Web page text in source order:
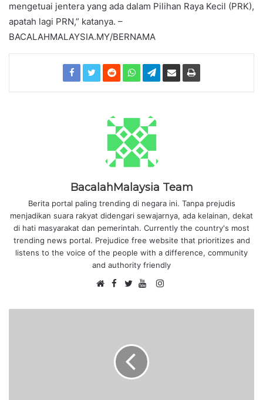
mengetuai jentera yang ada dalam Pilihan Raya Kecil (PRK),
apatah lagi PRN,” katanya. –
BACALAHMALAYSIA.MY/BERNAMA
BacalahMalaysia Team
Berita portal paling trending di negara ini. Tanpa prejudis
menjadikan suara rakyat didengari sewajarnya, ada kelainan, dekat
di hati masyarakat dan pemerintah. Currently the country's most
trending news portal. Prejudice free website that prioritizes and
listens to the voice of the people with a difference, community
and authority friendly
e
F
c
o
o
k
w
t
e
r
o
b
e
I
s